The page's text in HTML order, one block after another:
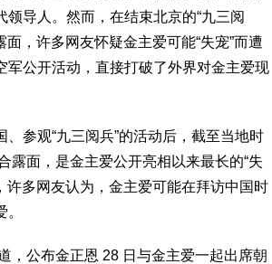
导人。然而，在结束北京的“九三阅
，许多网友怀疑金主爱可能“失宠”而遭
公开活动，直接打破了外界对金主爱现
参观“九三阅兵”的活动后，截至当地时
露面，是金主爱公开亮相以来最长的“失
许多网友认为，金主爱可能在拜访中国时
公布金正恩 28 日与金主爱一起出席朝